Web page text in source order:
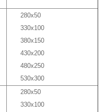
280x50
330x100
380x150
430x200
480x250
530x300
280x50
330x100